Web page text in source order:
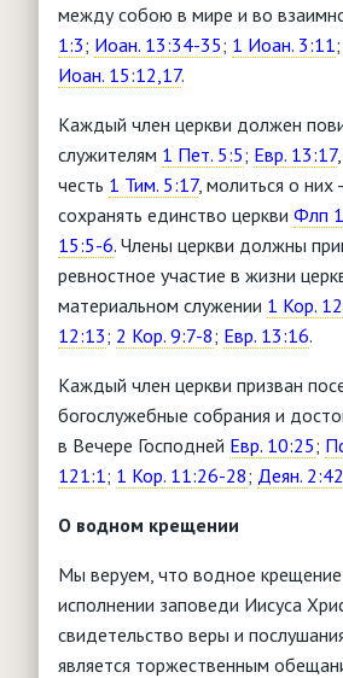
между собою в мире и во
1:3; Иоан. 13:34-35; 1 Иоан. 3:11;
Иоан. 15:12,17.
Каждый член церкви должен
служителям 1 Пет. 5:5; Евр. 13:17
честь 1 Тим. 5:17, молиться о них -
сохранять единство церкви Флп
15:5-6. Члены церкви должны
ревностное участие в жизни
материальном служении 1 Кор.
12:13; 2 Кор. 9:7-8; Евр. 13:16.
Каждый член церкви призван
богослужебные собрания и
в Вечере Господней Евр. 10:25;
121:1; 1 Кор. 11:26-28; Деян. 2:42
О водном крещении
Мы веруем, что водное крещение
исполнении заповеди Иисуса
свидетельство веры и
является торжественным